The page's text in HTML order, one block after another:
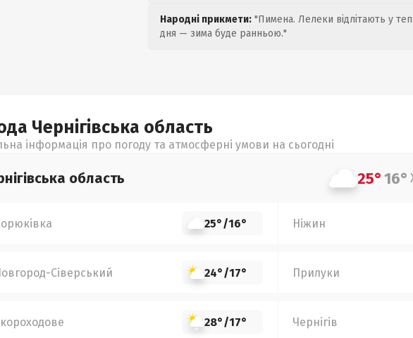
Народні прикмети: "Пимена. Лелеки відлітають у
дня — зима буде ранньою."
Чернігівська область
інформація про погоду та атмосферні умови на сьогодні
область 25°16°
25°/16° Ніжин
Сіверський 24°/17° Прилуки
28°/17° Чернігів